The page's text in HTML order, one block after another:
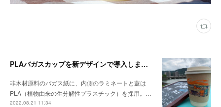
PLAバガスカップを新デザインで導入しました
非木材原料のバガス紙に、内側のラミネートと蓋は
PLA（植物由来の生分解性プラスチック）を採用。…
2022.08.21 11:34